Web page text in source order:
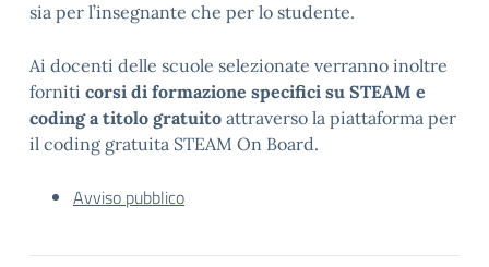
sia per l’insegnante che per lo studente.
Ai docenti delle scuole selezionate verranno inoltre
forniti corsi di formazione specifici su STEAM e
coding a titolo gratuito attraverso la piattaforma per
il coding gratuita STEAM On Board.
Avviso pubblico